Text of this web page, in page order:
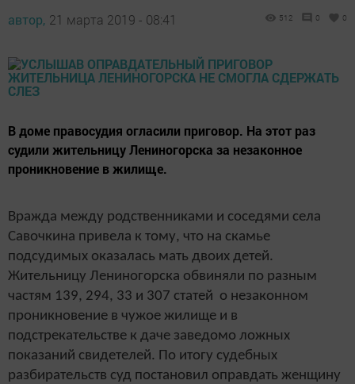
автор, 21 марта 2019 - 08:41 512 0 0
В доме правосудия огласили приговор. На этот раз
судили жительницу Лениногорска за незаконное
проникновение в жилище.
Вражда между родственниками и соседями села
Савочкина привела к тому, что на скамье
подсудимых оказалась мать двоих детей.
Жительницу Лениногорска обвиняли по разным
частям 139, 294, 33 и 307 статей о незаконном
проникновение в чужое жилище и в
подстрекательстве к даче заведомо ложных
показаний свидетелей. По итогу судебных
разбирательств суд постановил оправдать женщину